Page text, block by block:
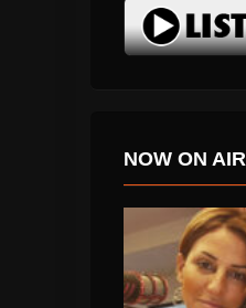
NOW ON AIR